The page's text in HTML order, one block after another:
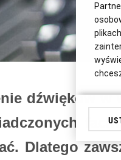
dźwięków w
Dlatego
o.o.,